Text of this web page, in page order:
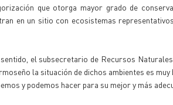
que otorga mayor grado de
en un sitio con ecosistemas
sentido, el subsecretario de Recursos
la situación de dichos ambientes es
y podemos hacer para su mejor y más